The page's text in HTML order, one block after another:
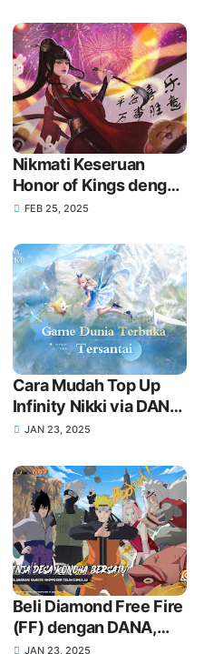
Nikmati Keseruan
Honor of Kings dengan
Top Up melalui GoPay!
FEB 25, 2025
Cara Mudah Top Up
Infinity Nikki via DANA
untuk Koleksi Outfit
JAN 23, 2025
Beli Diamond Free Fire
(FF) dengan DANA,
Cepat dan Tanpa
JAN 23, 2025